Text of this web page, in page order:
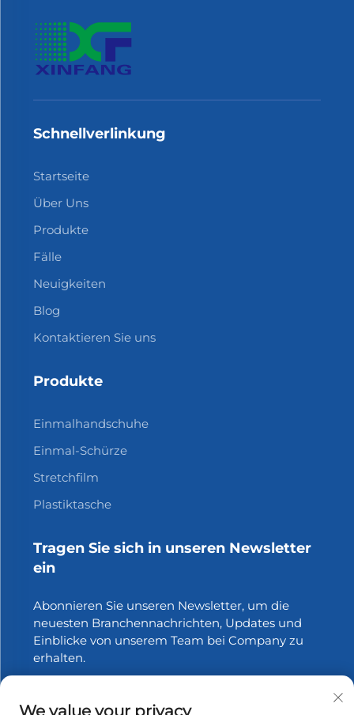
Schnellverlinkung
Startseite
Über Uns
Produkte
Fälle
Neuigkeiten
Blog
Kontaktieren Sie uns
Produkte
Einmalhandschuhe
Einmal-Schürze
Stretchfilm
Plastiktasche
Tragen Sie sich in unseren Newsletter
ein
Abonnieren Sie unseren Newsletter, um die
neuesten Branchennachrichten, Updates und
Einblicke von unserem Team bei Company zu
erhalten.
We value your privacy